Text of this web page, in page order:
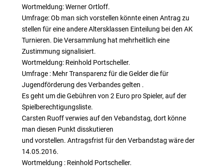
Wortmeldung: Werner Ortloff.
Umfrage: Ob man sich vorstellen könnte einen Antrag zu
stellen für eine andere Altersklassen Einteilung bei den AK
Turnieren. Die Versammlung hat mehrheitlich eine
Zustimmung signalisiert.
Wortmeldung: Reinhold Portscheller.
Umfrage : Mehr Transparenz für die Gelder die für
Jugendförderung des Verbandes gelten .
Es geht um die Gebühren von 2 Euro pro Spieler, auf der
Spielberechtigungsliste.
Carsten Ruoff verwies auf den Vebandstag, dort könne
man diesen Punkt disskutieren
und vorstellen. Antragsfrist für den Verbandstag wäre der
14.05.2016.
Wortmeldung : Reinhold Portscheller.